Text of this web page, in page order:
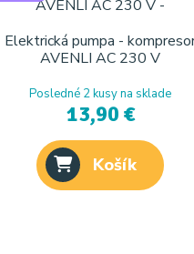
Elektrická pumpa -
AVENLI AC 230 V
Posledné 2 kusy na sklade
13,90 €
Košík